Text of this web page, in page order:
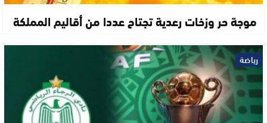
موجة حر وزخات رعدية تجتاح عددا من أقاليم المملكة
رياضة